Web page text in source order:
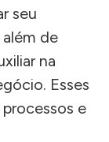
seu
de
na
Esses
e